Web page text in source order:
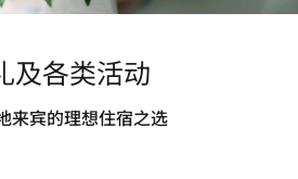
及各类活动
来宾的理想住宿之选